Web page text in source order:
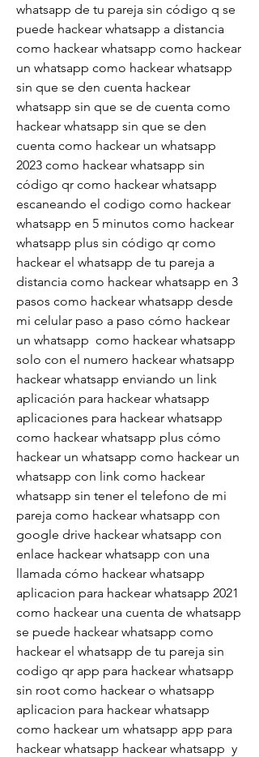
whatsapp de tu pareja sin código q se
puede hackear whatsapp a distancia
como hackear whatsapp como hackear
un whatsapp como hackear whatsapp
sin que se den cuenta hackear
whatsapp sin que se de cuenta como
hackear whatsapp sin que se den
cuenta como hackear un whatsapp
2023 como hackear whatsapp sin
código qr como hackear whatsapp
escaneando el codigo como hackear
whatsapp en 5 minutos como hackear
whatsapp plus sin código qr como
hackear el whatsapp de tu pareja a
distancia como hackear whatsapp en 3
pasos como hackear whatsapp desde
mi celular paso a paso cómo hackear
un whatsapp  como hackear whatsapp
solo con el numero hackear whatsapp
hackear whatsapp enviando un link
aplicación para hackear whatsapp
aplicaciones para hackear whatsapp
como hackear whatsapp plus cómo
hackear un whatsapp como hackear un
whatsapp con link como hackear
whatsapp sin tener el telefono de mi
pareja como hackear whatsapp con
google drive hackear whatsapp con
enlace hackear whatsapp con una
llamada cómo hackear whatsapp
aplicacion para hackear whatsapp 2021
como hackear una cuenta de whatsapp
se puede hackear whatsapp como
hackear el whatsapp de tu pareja sin
codigo qr app para hackear whatsapp
sin root como hackear o whatsapp
aplicacion para hackear whatsapp
como hackear um whatsapp app para
hackear whatsapp hackear whatsapp  y